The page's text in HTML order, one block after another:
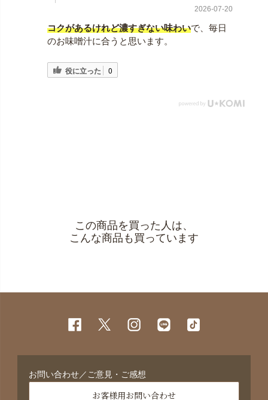
2026-07-20
コクがあるけれど濃すぎない味わいで、毎日
のお味噌汁に合うと思います。
役に立った 0
この商品を買った人は、
こんな商品も買っています
お問い合わせ／ご意見・ご感想
お客様用お問い合わせ